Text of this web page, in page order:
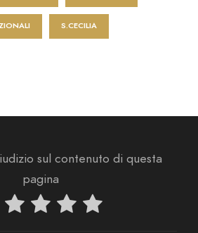
S.CECILIA
sul contenuto di questa
pagina